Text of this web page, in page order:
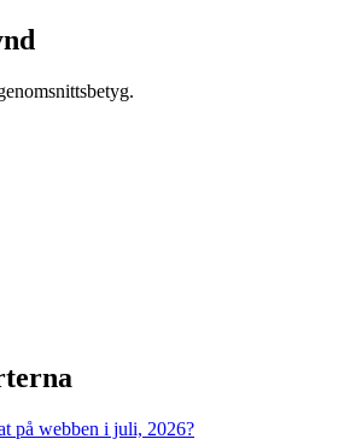
på webben i juli, 2026?